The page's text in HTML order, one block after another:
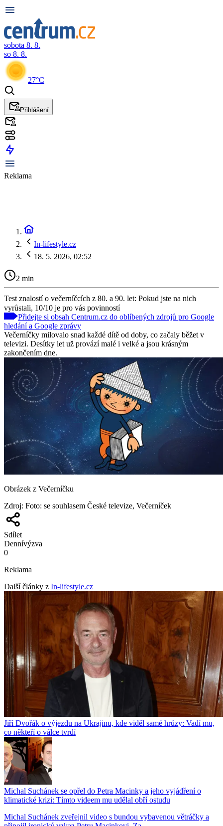
sobota 8. 8.
so 8. 8.
27°C
Přihlášení
Reklama
In-lifestyle.cz
18. 5. 2026, 02:52
2 min
Test znalostí o večerníčcích z 80. a 90. let: Pokud jste na nich
vyrůstali, 10/10 je pro vás povinností
Přidejte si obsah Centrum.cz do oblíbených zdrojů pro Google
hledání a Google zprávy
Večerníčky milovalo snad každé dítě od doby, co začaly běžet v
televizi. Desítky let už provází malé i velké a jsou krásným
zakončením dne.
Obrázek z Večerníčku
Zdroj: Foto: se souhlasem České televize, Večerníček
Sdílet
Dennívýzva
0
Reklama
Další články z In-lifestyle.cz
Jiří Dvořák o výjezdu na Ukrajinu, kde viděl samé hrůzy: Vadí mu,
co někteří o válce tvrdí
Michal Suchánek se opřel do Petra Macinky a jeho vyjádření o
klimatické krizi: Tímto videem mu udělal obří ostudu
Michal Suchánek zveřejnil video s bundou vybavenou větráčky a